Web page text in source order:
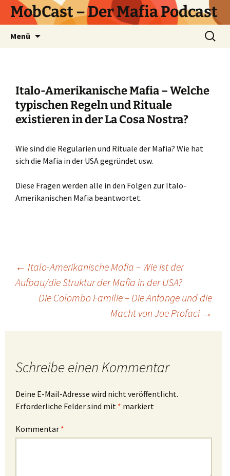
Zum
InhaltMobCast – Der Mafia Podcast
Menü
Suchen
nach:
Italo-Amerikanische Mafia – Welche
typischen Regeln und Rituale
existieren in der La Cosa Nostra?
Wie sind die Regularien und Rituale der Mafia? Wie hat
sich die Mafia in der USA gegründet usw.
Diese Fragen werden alle in den Folgen zur Italo-
Amerikanischen Mafia beantwortet.
Beitragsnavigation
← Italo-Amerikanische Mafia – Wie ist der
Aufbau/die Struktur der Mafia in der USA?
Die Colombo Familie – Die Anfänge und die
Macht von Joe Profaci →
Schreibe einen Kommentar
Deine E-Mail-Adresse wird nicht veröffentlicht.
Erforderliche Felder sind mit * markiert
Kommentar *